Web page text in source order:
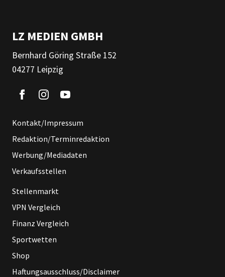
LZ MEDIEN GMBH
Bernhard Göring Straße 152
04277 Leipzig
Kontakt/Impressum
Redaktion/Terminredaktion
Werbung/Mediadaten
Verkaufsstellen
Stellenmarkt
VPN Vergleich
Finanz Vergleich
Sportwetten
Shop
Haftungsausschluss/Disclaimer